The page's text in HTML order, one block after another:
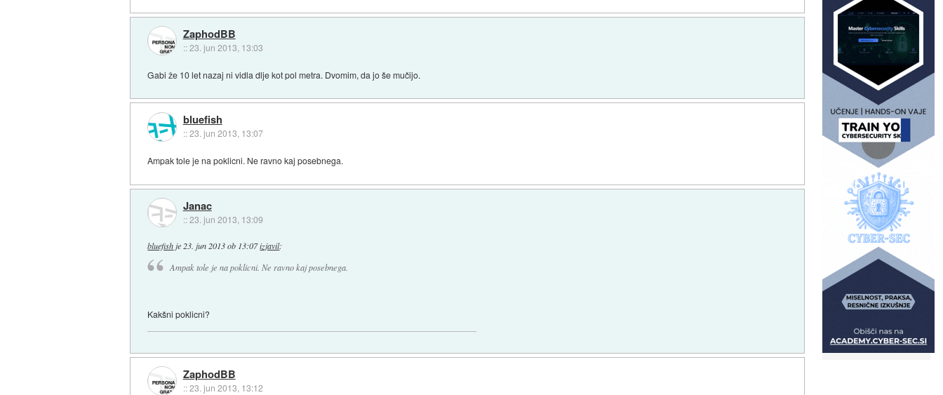
ZaphodBB
::23. jun 2013, 13:03
Gabi že 10 let nazaj ni vidla dlje kot pol metra. Dvomim, da jo še mučijo.
bluefish
::23. jun 2013, 13:07
Ampak tole je na poklicni. Ne ravno kaj posebnega.
Janac
::23. jun 2013, 13:09
bluefishje23. jun 2013 ob 13:07izjavil:
Ampak tole je na poklicni. Ne ravno kaj posebnega.
Kakšni poklicni?
ZaphodBB
::23. jun 2013, 13:12